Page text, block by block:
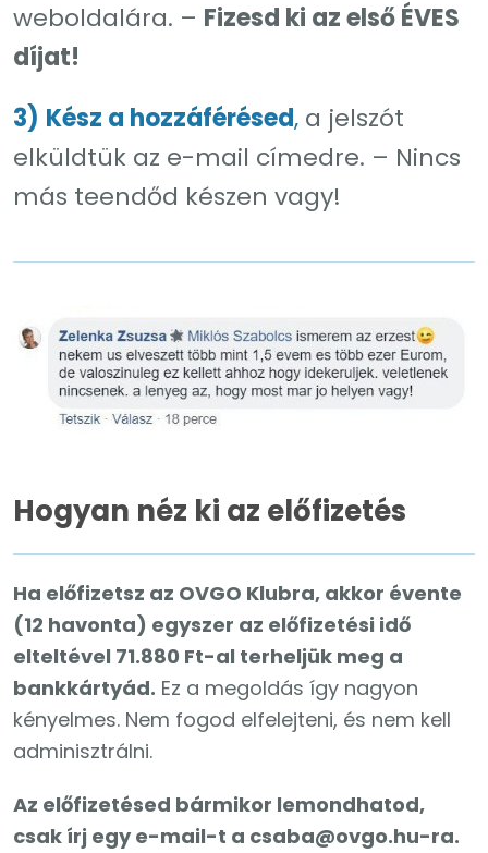
weboldalára. – Fizesd ki az első ÉVES
díjat!
3) Kész a hozzáférésed, a jelszót
elküldtük az e-mail címedre. – Nincs
más teendőd készen vagy!
Hogyan néz ki az előfizetés
Ha előfizetsz az OVGO Klubra, akkor évente
(12 havonta) egyszer az előfizetési idő
elteltével 71.880 Ft-al terheljük meg a
bankkártyád. Ez a megoldás így nagyon
kényelmes. Nem fogod elfelejteni, és nem kell
adminisztrálni.
Az előfizetésed bármikor lemondhatod,
csak írj egy e-mail-t a csaba@ovgo.hu-ra.